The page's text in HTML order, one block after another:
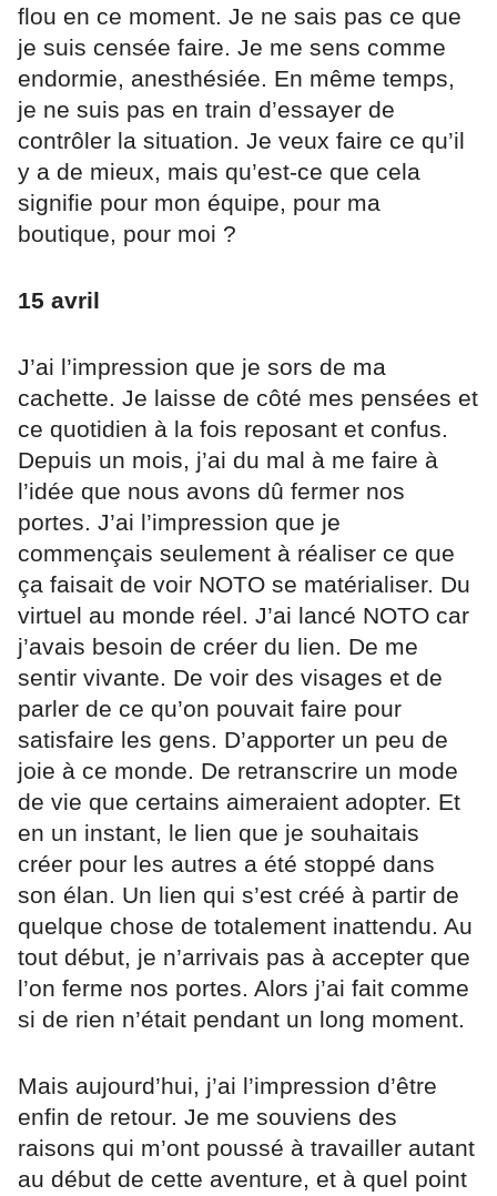
flou en ce moment. Je ne sais pas ce que
je suis censée faire. Je me sens comme
endormie, anesthésiée. En même temps,
je ne suis pas en train d’essayer de
contrôler la situation. Je veux faire ce qu’il
y a de mieux, mais qu’est-ce que cela
signifie pour mon équipe, pour ma
boutique, pour moi ?
15 avril
J’ai l’impression que je sors de ma
cachette. Je laisse de côté mes pensées et
ce quotidien à la fois reposant et confus.
Depuis un mois, j’ai du mal à me faire à
l’idée que nous avons dû fermer nos
portes. J’ai l’impression que je
commençais seulement à réaliser ce que
ça faisait de voir NOTO se matérialiser. Du
virtuel au monde réel. J’ai lancé NOTO car
j’avais besoin de créer du lien. De me
sentir vivante. De voir des visages et de
parler de ce qu’on pouvait faire pour
satisfaire les gens. D’apporter un peu de
joie à ce monde. De retranscrire un mode
de vie que certains aimeraient adopter. Et
en un instant, le lien que je souhaitais
créer pour les autres a été stoppé dans
son élan. Un lien qui s’est créé à partir de
quelque chose de totalement inattendu. Au
tout début, je n’arrivais pas à accepter que
l’on ferme nos portes. Alors j’ai fait comme
si de rien n’était pendant un long moment.
Mais aujourd’hui, j’ai l’impression d’être
enfin de retour. Je me souviens des
raisons qui m’ont poussé à travailler autant
au début de cette aventure, et à quel point